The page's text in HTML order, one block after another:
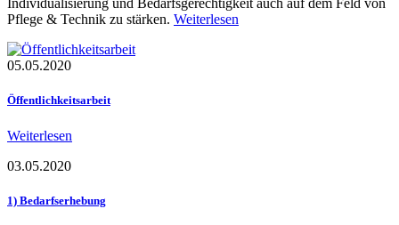
Individualisierung und Bedarfsgerechtigkeit auch auf dem Feld von
Pflege & Technik zu stärken. Weiterlesen
05.05.2020
Öffentlichkeitsarbeit
Weiterlesen
03.05.2020
1) Bedarfserhebung